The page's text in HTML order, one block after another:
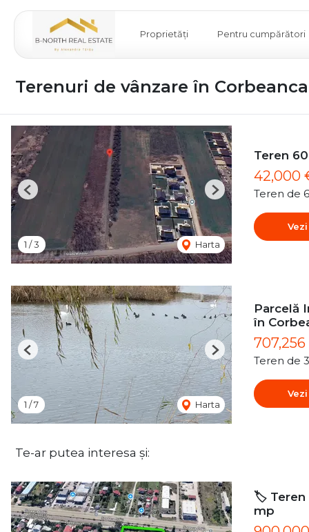
Proprietăți Pentru cumpărători
Terenuri de vânzare în Corbeanca
1 /3 Harta
Previous Next
Teren
42,000
Teren de
1 /7 Harta
Previous Next
Parcelă
în
Teren de
Te-ar putea interesa și:
🏷️ Teren
mp